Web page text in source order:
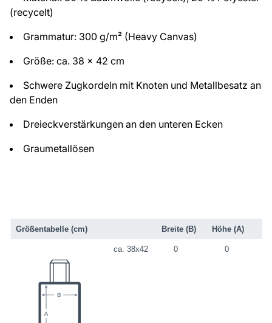
(recycelt)
Grammatur: 300 g/m² (Heavy Canvas)
Größe: ca. 38 x 42 cm
Schwere Zugkordeln mit Knoten und Metallbesatz an
den Enden
Dreieckverstärkungen an den unteren Ecken
Graumetallösen